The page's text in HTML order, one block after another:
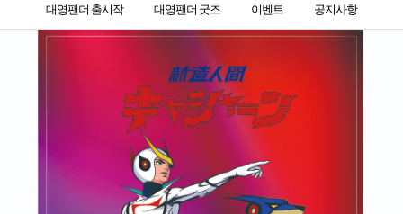
대영팬더 출시작 대영팬더 굿즈 이벤트 공지사항